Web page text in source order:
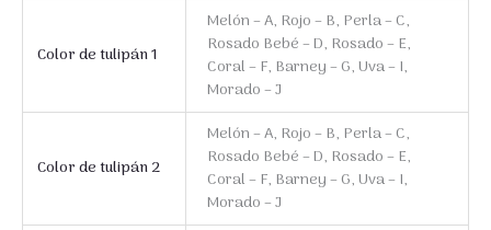
Color de tulipán 1
Melón – A, Rojo – B, Perla – C,
Rosado Bebé – D, Rosado – E,
Coral – F, Barney – G, Uva – I,
Morado – J
Color de tulipán 2
Melón – A, Rojo – B, Perla – C,
Rosado Bebé – D, Rosado – E,
Coral – F, Barney – G, Uva – I,
Morado – J